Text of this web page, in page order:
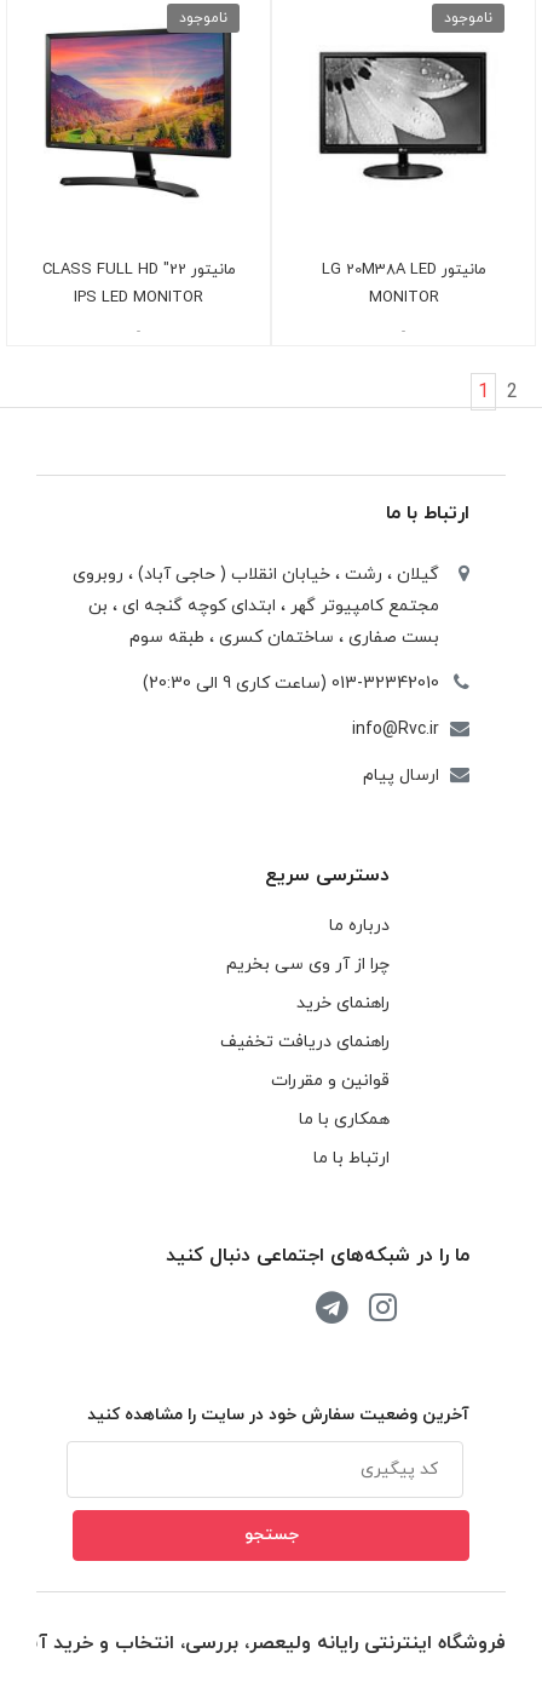
ناموجود
مانیتور LG 20M38A LED
MONITOR
-
ناموجود
مانیتور 22" CLASS FULL HD
IPS LED MONITOR
-
1 2
ارتباط با ما
گیلان ، رشت ، خيابان انقلاب ( حاجی آباد) ، روبروی
مجتمع كامپيوتر گهر ، ابتدای كوچه گنجه ای ، بن
بست صفاری ، ساختمان كسری ، طبقه سوم
013-32342010 (ساعت کاری 9 الی 20:30)
info@Rvc.ir
ارسال پیام
دسترسی سریع
درباره ما
چرا از آر وی سی بخریم
راهنمای خرید
راهنمای دریافت تخفیف
قوانین و مقررات
همکاری با ما
ارتباط با ما
ما را در شبکه‌های اجتماعی دنبال کنید
آخرین وضعیت سفارش خود در سایت را مشاهده کنید
فروشگاه اینترنتی رایانه ولیعصر، بررسی، انتخاب و خرید